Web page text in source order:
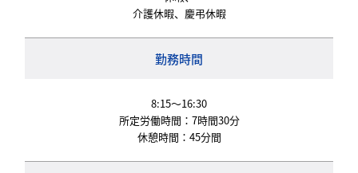
介護休暇、慶弔休暇
勤務時間
8:15～16:30
所定労働時間：7時間30分
休憩時間：45分間